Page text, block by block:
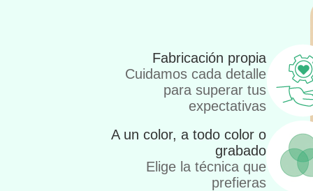
Fabricación propia
Cuidamos cada detalle
para superar tus
expectativas
A un color, a todo color o
grabado
Elige la técnica que
prefieras